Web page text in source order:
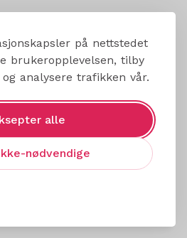
på nettstedet
brukeropplevelsen, tilby
analysere trafikken vår.
alle
nødvendige